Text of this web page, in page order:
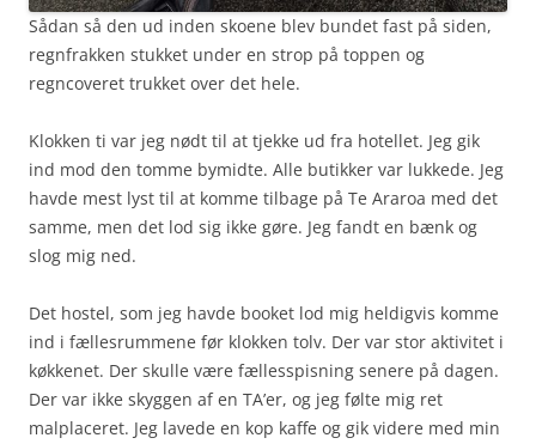
Sådan så den ud inden skoene blev bundet fast på siden,
regnfrakken stukket under en strop på toppen og
regncoveret trukket over det hele.
Klokken ti var jeg nødt til at tjekke ud fra hotellet. Jeg gik
ind mod den tomme bymidte. Alle butikker var lukkede. Jeg
havde mest lyst til at komme tilbage på Te Araroa med det
samme, men det lod sig ikke gøre. Jeg fandt en bænk og
slog mig ned.
Det hostel, som jeg havde booket lod mig heldigvis komme
ind i fællesrummene før klokken tolv. Der var stor aktivitet i
køkkenet. Der skulle være fællesspisning senere på dagen.
Der var ikke skyggen af en TA’er, og jeg følte mig ret
malplaceret. Jeg lavede en kop kaffe og gik videre med min